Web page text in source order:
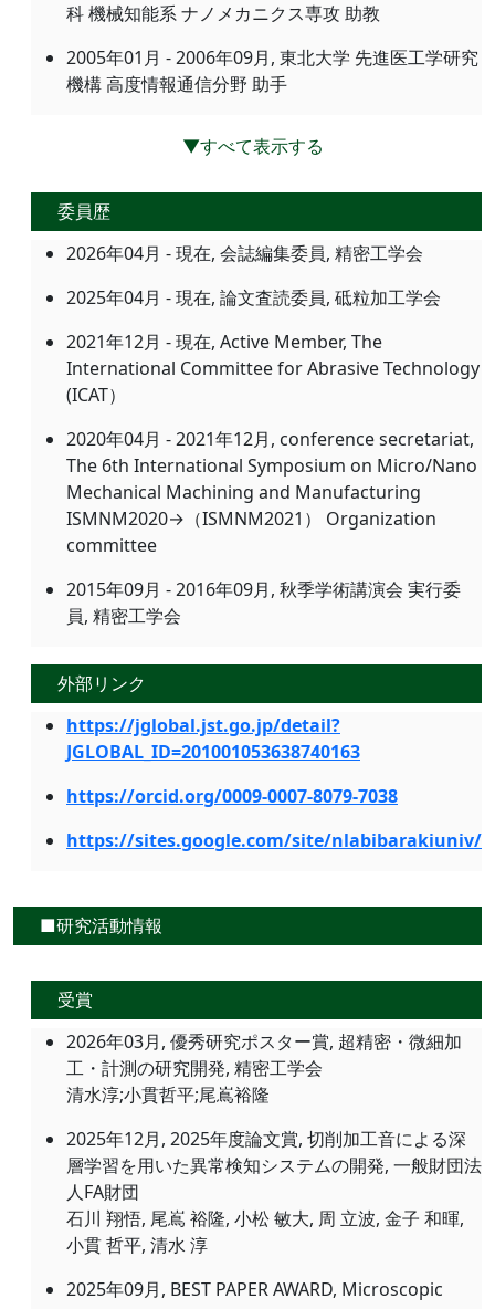
科 機械知能系 ナノメカニクス専攻 助教
2005年01月 - 2006年09月, 東北大学 先進医工学研究
機構 高度情報通信分野 助手
▼すべて表示する
委員歴
2026年04月 - 現在, 会誌編集委員, 精密工学会
2025年04月 - 現在, 論文査読委員, 砥粒加工学会
2021年12月 - 現在, Active Member, The
International Committee for Abrasive Technology
(ICAT）
2020年04月 - 2021年12月, conference secretariat,
The 6th International Symposium on Micro/Nano
Mechanical Machining and Manufacturing
ISMNM2020→（ISMNM2021） Organization
committee
2015年09月 - 2016年09月, 秋季学術講演会 実行委
員, 精密工学会
外部リンク
https://jglobal.jst.go.jp/detail?
JGLOBAL_ID=201001053638740163
https://orcid.org/0009-0007-8079-7038
https://sites.google.com/site/nlabibarakiuniv/
■研究活動情報
受賞
2026年03月, 優秀研究ポスター賞, 超精密・微細加
工・計測の研究開発, 精密工学会
清水淳;小貫哲平;尾嶌裕隆
2025年12月, 2025年度論文賞, 切削加工音による深
層学習を用いた異常検知システムの開発, 一般財団法
人FA財団
石川 翔悟, 尾嶌 裕隆, 小松 敏大, 周 立波, 金子 和暉,
小貫 哲平, 清水 淳
2025年09月, BEST PAPER AWARD, Microscopic